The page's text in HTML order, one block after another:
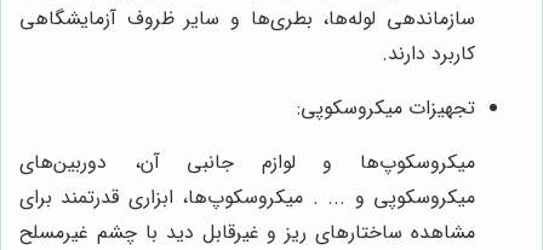
سازماندهی لوله‌ها، بطری‌ها و سایر ظروف آزمایشگاهی
کاربرد دارند.
تجهیزات میکروسکوپی:
میکروسکوپ‌ها و لوازم جانبی آن، دوربین‌های
میکروسکوپی و ... . میکروسکوپ‌ها، ابزاری قدرتمند برای
مشاهده ساختارهای ریز و غیرقابل دید با چشم غیرمسلح